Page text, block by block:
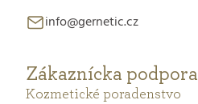
info@gernetic.cz
Zákaznícka podpora
Kozmetické poradenstvo